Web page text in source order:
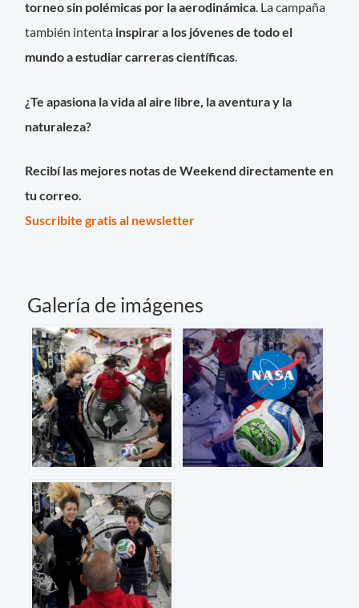
torneo sin polémicas por la aerodinámica. La campaña
también intenta inspirar a los jóvenes de todo el
mundo a estudiar carreras científicas.
¿Te apasiona la vida al aire libre, la aventura y la
naturaleza?
Recibí las mejores notas de Weekend directamente en
tu correo.
Suscribite gratis al newsletter
Galería de imágenes